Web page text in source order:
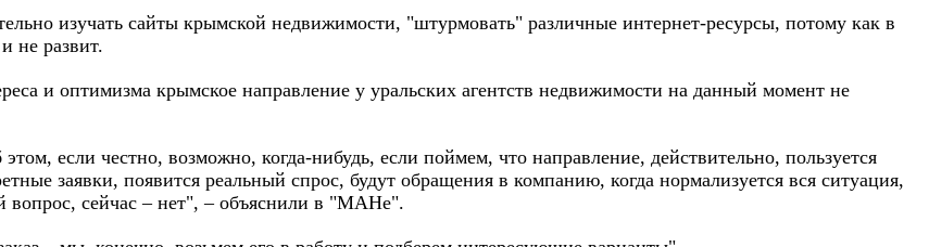
изучать сайты крымской недвижимости, "штурмовать" различные интернет-ресурсы, потому как в
не развит.
и оптимизма крымское направление у уральских агентств недвижимости на данный момент не
если честно, возможно, когда-нибудь, если поймем, что направление, действительно, пользуется
заявки, появится реальный спрос, будут обращения в компанию, когда нормализуется вся ситуация,
вопрос, сейчас – нет", – объяснили в "МАНе".